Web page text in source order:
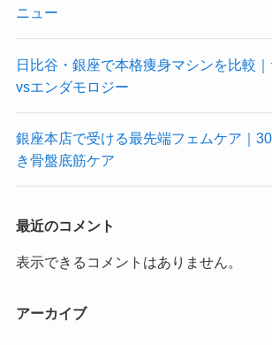
ニュー
日比谷・銀座で本格痩身マシンを比較
vsエンダモロジー
銀座本店で受ける最先端フェムケア｜
き骨盤底筋ケア
最近のコメント
表示できるコメントはありません。
アーカイブ